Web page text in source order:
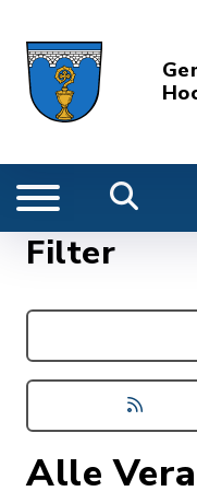
Alle
Filter